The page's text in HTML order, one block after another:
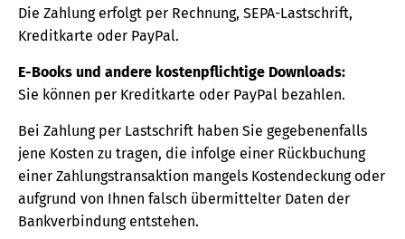
Die Zahlung erfolgt per Rechnung, SEPA-Lastschrift,
Kreditkarte oder PayPal.
E-Books und andere kostenpflichtige Downloads:
Sie können per Kreditkarte oder PayPal bezahlen.
Bei Zahlung per Lastschrift haben Sie gegebenenfalls
jene Kosten zu tragen, die infolge einer Rückbuchung
einer Zahlungstransaktion mangels Kostendeckung oder
aufgrund von Ihnen falsch übermittelter Daten der
Bankverbindung entstehen.